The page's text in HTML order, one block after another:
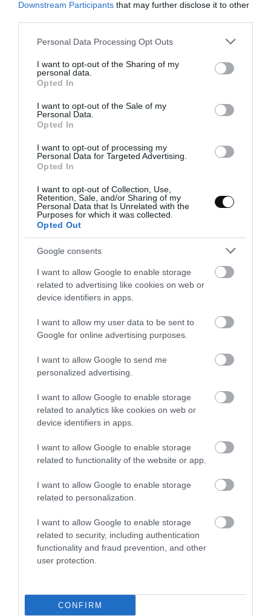
Downstream Participants that may further disclose it to other
Please note that this website/app uses one or more Google
not limited to your visit or usage behaviour. You may click to
grant or deny consent to Google and its third-party tags to
use your data for below specified purposes in below Google
consent section.
Personal Data Processing Opt Outs
I want to opt-out of the Sharing of my
personal data.
Opted In
I want to opt-out of the Sale of my
Personal Data.
Opted In
I want to opt-out of processing my
Personal Data for Targeted Advertising.
Opted In
I want to opt-out of Collection, Use,
Retention, Sale, and/or Sharing of my
Personal Data that Is Unrelated with the
Purposes for which it was collected.
Opted Out
Google consents
I want to allow Google to enable storage
related to advertising like cookies on web or
device identifiers in apps.
I want to allow my user data to be sent to
Google for online advertising purposes.
I want to allow Google to send me
personalized advertising.
I want to allow Google to enable storage
related to analytics like cookies on web or
device identifiers in apps.
I want to allow Google to enable storage
related to functionality of the website or app.
I want to allow Google to enable storage
related to personalization.
I want to allow Google to enable storage
related to security, including authentication
functionality and fraud prevention, and other
user protection.
CONFIRM
Helado de mascarpone e higos con
miel
Hoy venimos con una receta refrescante y de temporada, hay que
aprovechar mientras se pueda ya que esta fruta tiene un
duración muy breve. Si eso es, repetimos ingrediente pero es...